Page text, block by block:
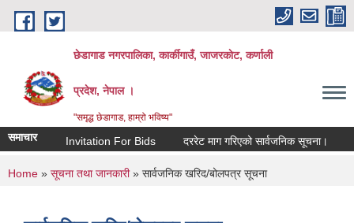
Skip to main content
छेडागाड नगरपालिका, कार्कीगाउँ, जाजरकाेट, कर्णाली
प्रदेश, नेपाल ।
"समृद्ध छेडागाड, हाम्रो भविष्य"
समाचारInvitation For Bids दररेट माग गरिएको सार्वजनिक सूचना।
You are here
Home » सूचना तथा जानकारी» सार्वजनिक खरिद/बोलपत्र सूचना